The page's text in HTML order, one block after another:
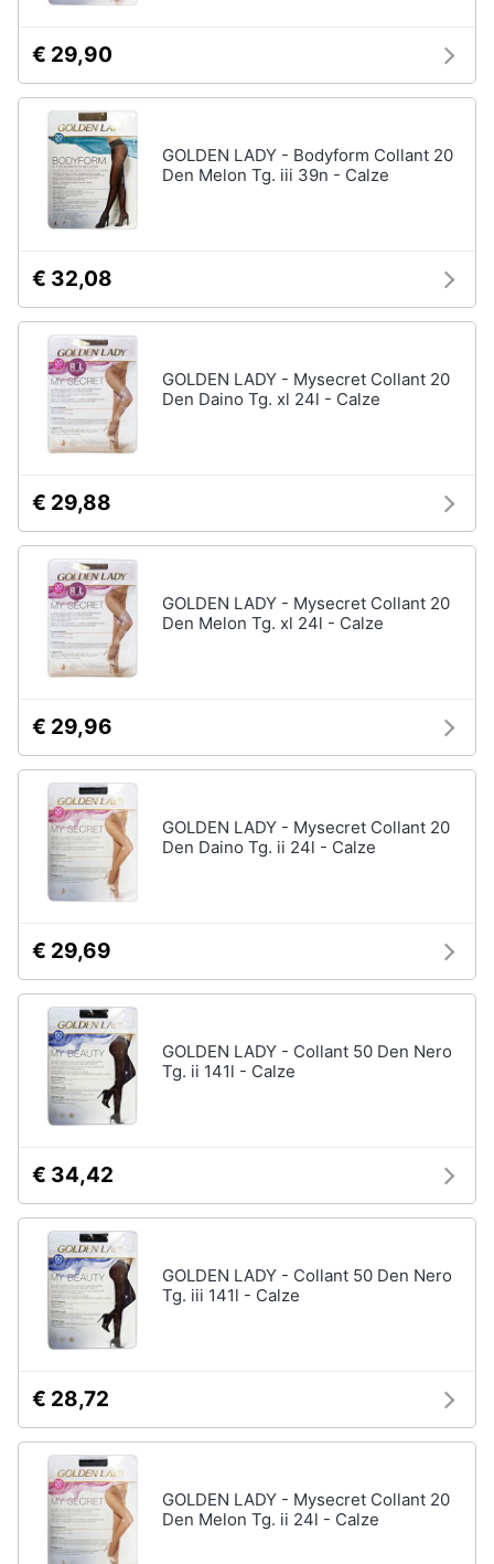
€ 29,90
GOLDEN LADY - Bodyform Collant 20
Den Melon Tg. iii 39n - Calze
€ 32,08
GOLDEN LADY - Mysecret Collant 20
Den Daino Tg. xl 24l - Calze
€ 29,88
GOLDEN LADY - Mysecret Collant 20
Den Melon Tg. xl 24l - Calze
€ 29,96
GOLDEN LADY - Mysecret Collant 20
Den Daino Tg. ii 24l - Calze
€ 29,69
GOLDEN LADY - Collant 50 Den Nero
Tg. ii 141l - Calze
€ 34,42
GOLDEN LADY - Collant 50 Den Nero
Tg. iii 141l - Calze
€ 28,72
GOLDEN LADY - Mysecret Collant 20
Den Melon Tg. ii 24l - Calze